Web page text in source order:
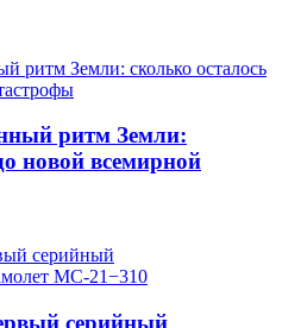
ритм Земли:
новой всемирной
серийный